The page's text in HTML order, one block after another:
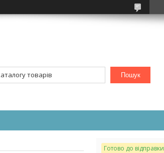
Пошук
Готово до відправки